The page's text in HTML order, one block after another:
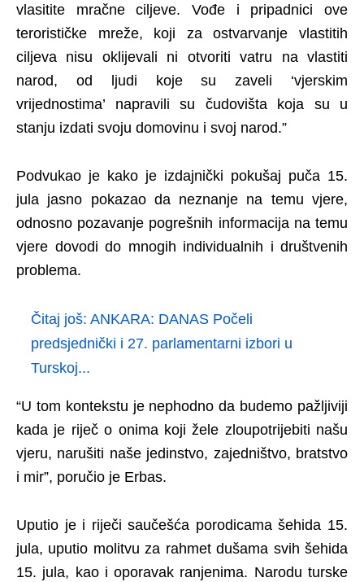
vlasitite mračne ciljeve. Vođe i pripadnici ove
terorističke mreže, koji za ostvarvanje vlastitih
ciljeva nisu oklijevali ni otvoriti vatru na vlastiti
narod, od ljudi koje su zaveli ‘vjerskim
vrijednostima’ napravili su čudovišta koja su u
stanju izdati svoju domovinu i svoj narod.”
Podvukao je kako je izdajnički pokušaj puča 15.
jula jasno pokazao da neznanje na temu vjere,
odnosno pozavanje pogrešnih informacija na temu
vjere dovodi do mnogih individualnih i društvenih
problema.
Čitaj još: ANKARA: DANAS Počeli
predsjednički i 27. parlamentarni izbori u
Turskoj...
“U tom kontekstu je nephodno da budemo pažljiviji
kada je riječ o onima koji žele zloupotrijebiti našu
vjeru, narušiti naše jedinstvo, zajedništvo, bratstvo
i mir”, poručio je Erbas.
Uputio je i riječi saučešća porodicama šehida 15.
jula, uputio molitvu za rahmet dušama svih šehida
15. jula, kao i oporavak ranjenima. Narodu turske